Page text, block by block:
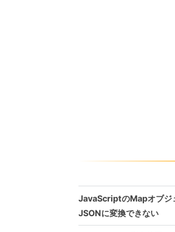
JavaScriptのMapオブジ
JSONに変換できない